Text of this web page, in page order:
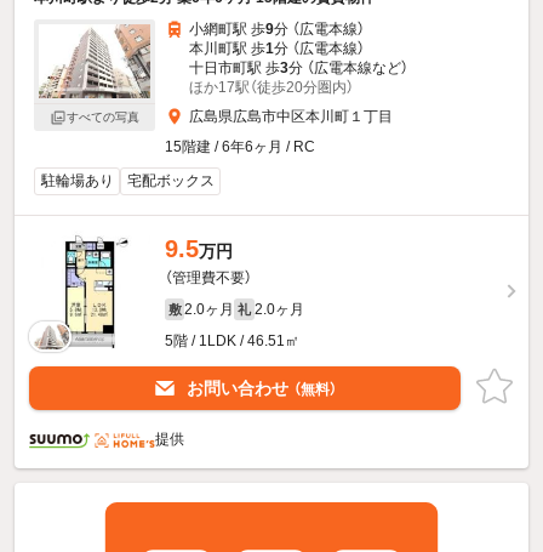
すべての写真
小網町駅 歩9分 （広電本線）
本川町駅 歩1分 （広電本線）
十日市町駅 歩3分 （広電本線など）
ほか17駅（徒歩20分圏内）
広島県広島市中区本川町１丁目
15階建 / 6年6ヶ月 / RC
駐輪場あり
宅配ボックス
9.5万円
（管理費不要）
敷 2.0ヶ月 礼 2.0ヶ月
5階 / 1LDK / 46.51㎡
お問い合わせ （無料）
提供